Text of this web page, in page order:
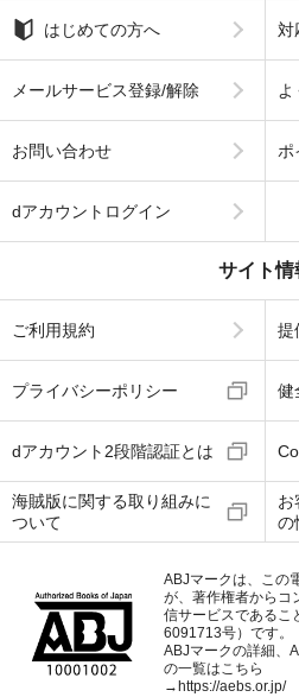
はじめての方へ 対
メールサービス登録/解除 よ
お問い合わせ ポ
dアカウントログイン
サイト情
ご利用規約 提
プライバシーポリシー 健
dアカウント2段階認証とは
海賊版に関する取り組みに
ついて
お
の
ABJマークは、この
が、著作権者からコ
信サービスであるこ
6091713号）です。
ABJマークの詳細、
の一覧はこちら
→ https://aebs.or.jp/